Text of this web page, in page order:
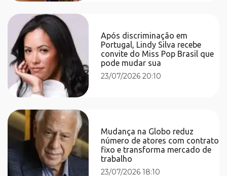
Após discriminação em
Portugal, Lindy Silva recebe
convite do Miss Pop Brasil que
pode mudar sua
23/07/2026 20:10
Mudança na Globo reduz
número de atores com contrato
fixo e transforma mercado de
trabalho
23/07/2026 18:10